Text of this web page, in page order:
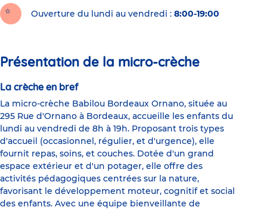
Ouverture du lundi au vendredi : 8:00-19:00
Présentation de la micro-crèche
La crèche en bref
La micro-crèche Babilou Bordeaux Ornano, située au
295 Rue d'Ornano à Bordeaux, accueille les enfants du
lundi au vendredi de 8h à 19h. Proposant trois types
d'accueil (occasionnel, régulier, et d'urgence), elle
fournit repas, soins, et couches. Dotée d'un grand
espace extérieur et d'un potager, elle offre des
activités pédagogiques centrées sur la nature,
favorisant le développement moteur, cognitif et social
des enfants. Avec une équipe bienveillante de